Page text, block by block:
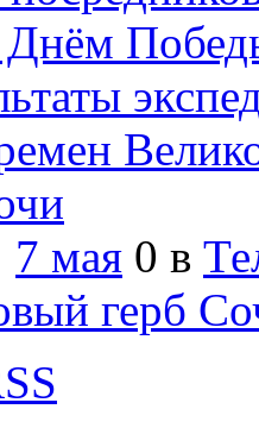
7 мая 0 в
герб